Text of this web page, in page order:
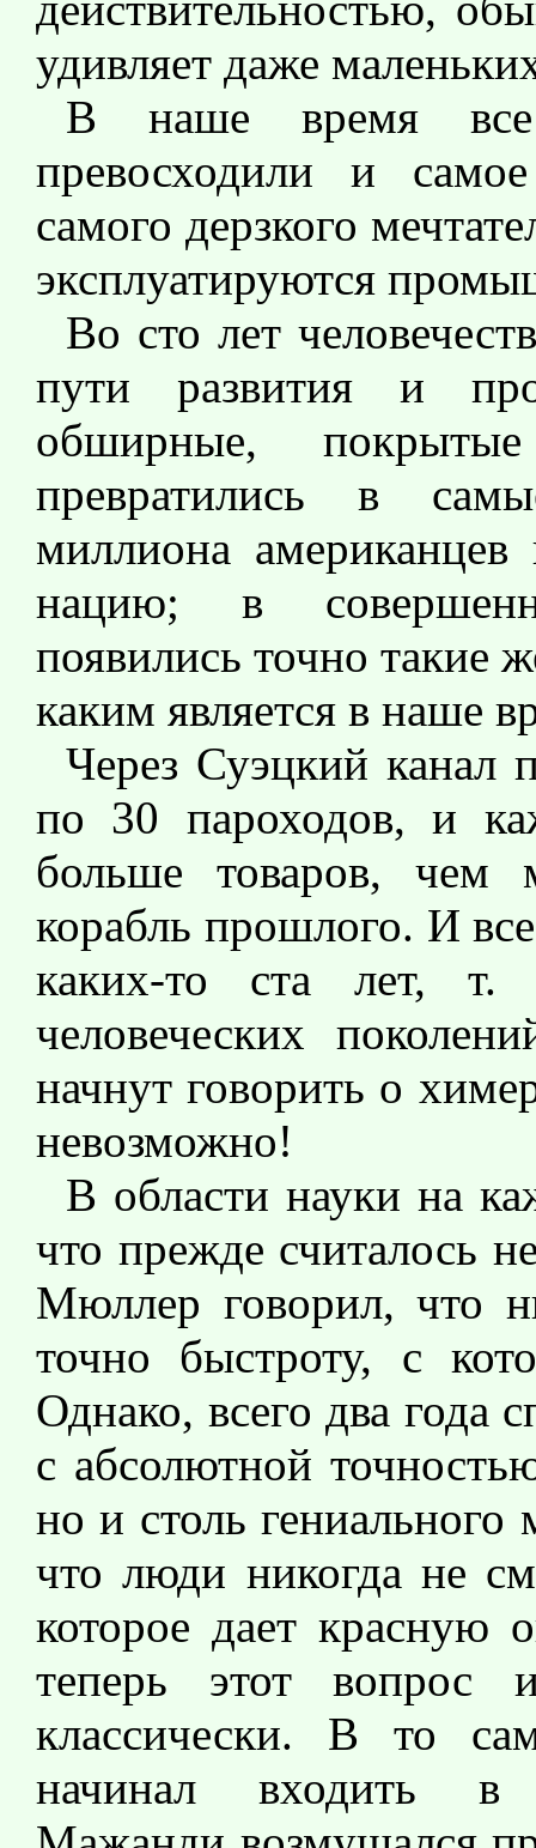
удивляет даже
В наше время все
превосходили и
самого дерзкого
эксплуатируются
Во сто лет
пути развития и
обширные,
превратились в
миллиона
нацию; в
появились точно такие
каким является в наше
Через Суэцкий канал
по 30 пароходов, и
больше товаров, чем
корабль прошлого. И
каких-то ста лет,
человеческих
начнут говорить о
невозможно!
В области науки на
что прежде считалось
Мюллер говорил, что
точно быстроту, с
Однако, всего два года
с абсолютной
но и столь
что люди никогда не
которое дает красную
теперь этот вопрос
классически. В то
начинал входить в